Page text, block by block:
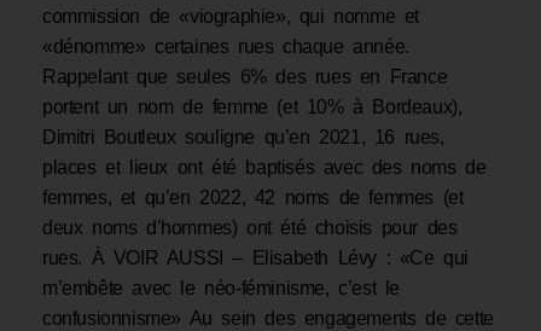
commission de «viographie», qui nomme et
«dénomme» certaines rues chaque année.
Rappelant que seules 6% des rues en France
portent un nom de femme (et 10% à Bordeaux),
Dimitri Boutleux souligne qu’en 2021, 16 rues,
places et lieux ont été baptisés avec des noms de
femmes, et qu’en 2022, 42 noms de femmes (et
deux noms d’hommes) ont été choisis pour des
rues. À VOIR AUSSI – Elisabeth Lévy : «Ce qui
m’embête avec le néo-féminisme, c’est le
confusionnisme» Au sein des engagements de cette